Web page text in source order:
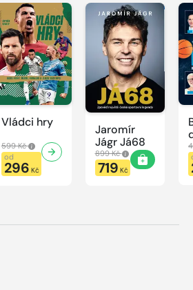
Vládci hry
599 Kč
od
296 Kč
Jaromír
Jágr Já68
899 Kč
719 Kč